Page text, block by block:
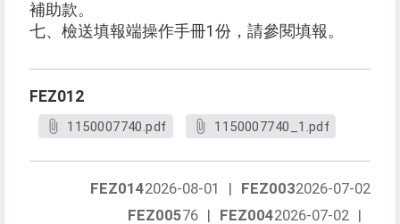
補助款。
七、檢送填報端操作手冊1份，請參閱填報。
FEZ012
1150007740.pdf 1150007740_1.pdf
FEZ0032026-07-02
FEZ0142026-08-01
|
FEZ0042026-07-02 |
FEZ00576 |